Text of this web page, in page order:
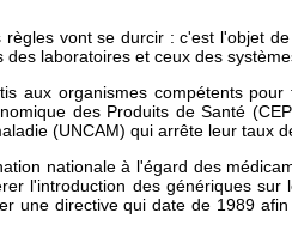
vont se durcir : c'est l'objet
laboratoires et ceux des
aux organismes compétents
des Produits de Santé
(UNCAM) qui arrête leur taux
nationale à l'égard des
l'introduction des génériques
une directive qui date de 1989